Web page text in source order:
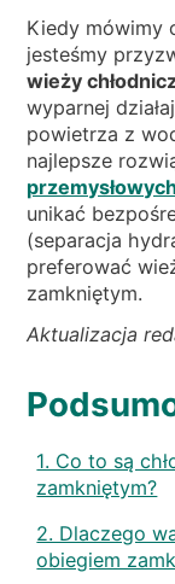
Kiedy mówimy
jesteśmy
wieży
wyparnej
powietrza z
najlepsze
unikać
(separacja
preferować
zamkniętym.
Aktualizacja
1. Co to są
zamkniętym?
2. Dlaczego
obiegiem